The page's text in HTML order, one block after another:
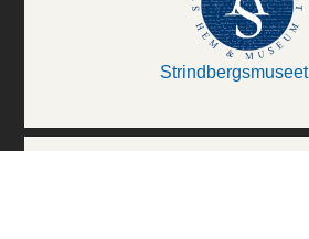
Strindbergsmuseet